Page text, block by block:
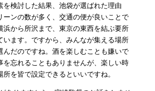
を検討した結果、池袋が選ばれた理由
ーンの数が多く、交通の便が良いことで
浜から所沢まで、東京の東西を結ぶ要所
います。ですから、みんなが集える場所
んだのですね。酒を楽しむことも嫌いで
を忘れることもありませんが、楽しい時
を皆で設定できるといいですね。